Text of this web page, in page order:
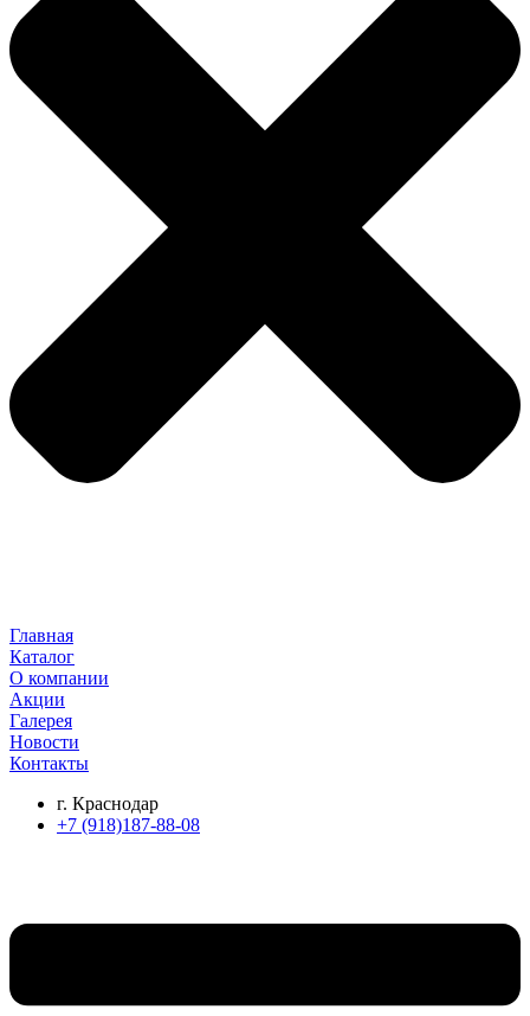
Главная
Каталог
О компании
Акции
Галерея
Новости
Контакты
г. Краснодар
+7 (918)187-88-08